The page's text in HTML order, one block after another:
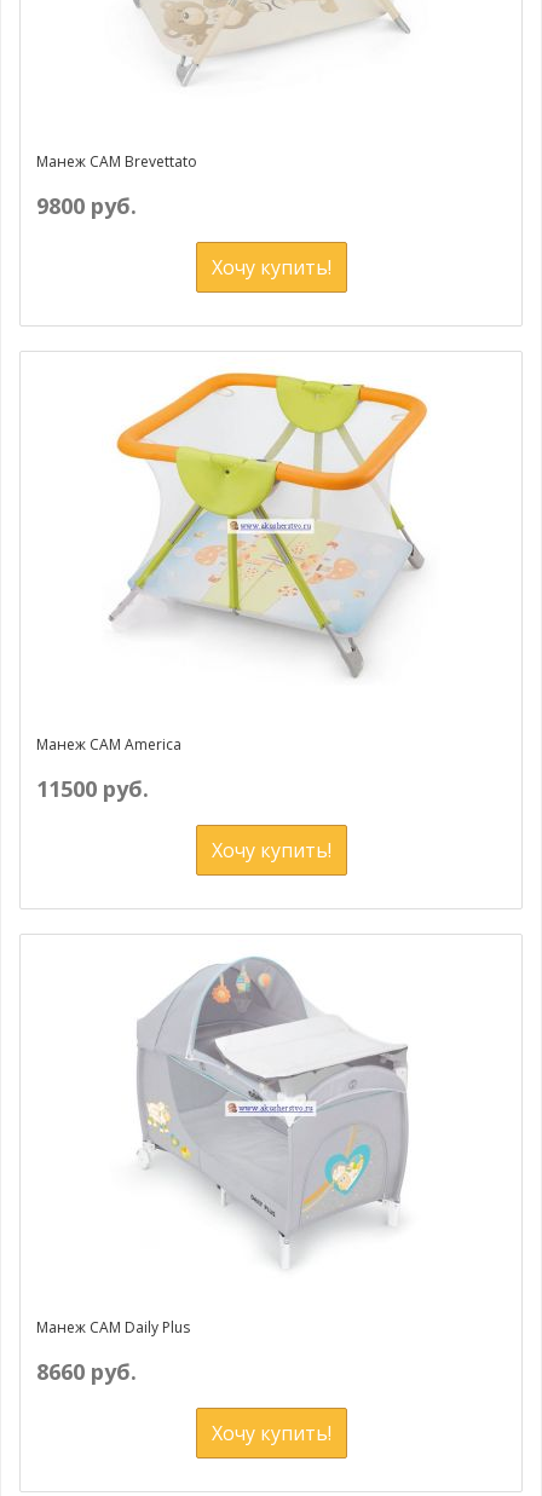
Манеж CAM Brevettato
9800 руб.
Хочу купить!
Манеж CAM America
11500 руб.
Хочу купить!
Манеж CAM Daily Plus
8660 руб.
Хочу купить!